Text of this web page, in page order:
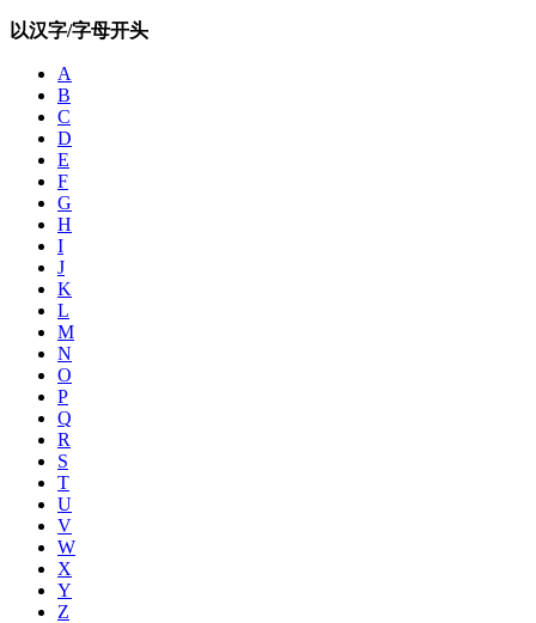
以汉字/字母开头
A
B
C
D
E
F
G
H
I
J
K
L
M
N
O
P
Q
R
S
T
U
V
W
X
Y
Z